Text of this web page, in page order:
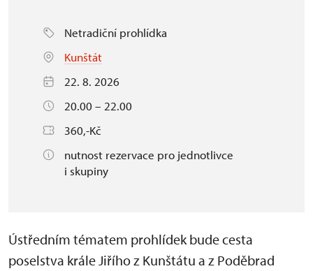
Netradiční prohlídka
Kunštát
22. 8. 2026
20.00 – 22.00
360,-Kč
nutnost rezervace pro jednotlivce
i skupiny
Ústředním tématem prohlídek bude cesta
poselstva krále Jiřího z Kunštátu a z Poděbrad